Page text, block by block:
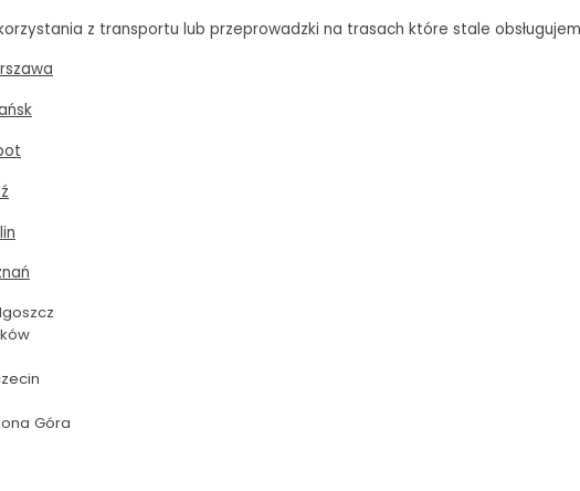
z transportu lub przeprowadzki na trasach które stale
Góra